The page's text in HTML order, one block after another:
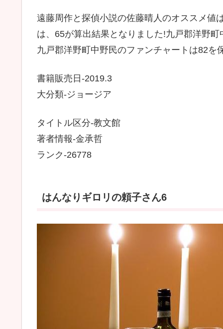
遠藤周作と探偵小説の佐藤晴人のオススメ値
は、65が算出結果となりました!九戸郡洋野
九戸郡洋野町中野民のファンチャートは82を
書籍販売日-2019.3
大分類-ジョージア
タイトル区分-教文館
著者情報-金承哲
ランク-26778
はんなりギロリの頼子さん6